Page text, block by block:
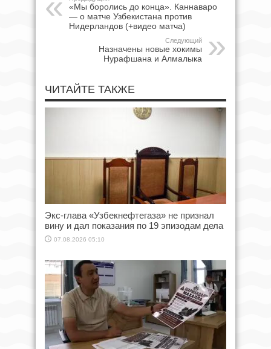
«Мы боролись до конца». Каннаваро
— о матче Узбекистана против
Нидерландов (+видео матча)
Следующий
Назначены новые хокимы
Нурафшана и Алмалыка
ЧИТАЙТЕ ТАКЖЕ
Экс-глава «Узбекнефтегаза» не признал
вину и дал показания по 19 эпизодам дела
07.08.2026 05:10